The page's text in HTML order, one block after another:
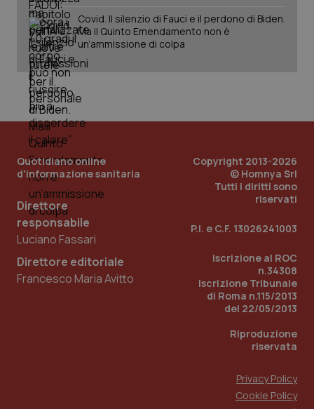
Covid. Il silenzio di Fauci e il perdono di Biden.
Ma il Quinto Emendamento non è
un’ammissione di colpa
Quotidiano online
d'informazione sanitaria
Direttore
responsabile
Luciano Fassari
Direttore editoriale
Francesco Maria Avitto
Copyright 2013-2026
© Homnya Srl
Tutti i diritti sono
riservati
P.I. e C.F. 13026241003
Iscrizione al ROC
n.34308
Iscrizione Tribunale
di Roma n.115/2013
del 22/05/2013
Riproduzione
riservata
Privacy Policy
Cookie Policy
PHPSESSID
.quotidianosanita.it
1